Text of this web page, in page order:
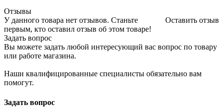
Отзывы
Оставить отзыв
У данного товара нет отзывов. Станьте
первым, кто оставил отзыв об этом товаре!
Задать вопрос
Вы можете задать любой интересующий вас вопрос по товару
или работе магазина.
Наши квалифицированные специалисты обязательно вам
помогут.
Задать вопрос